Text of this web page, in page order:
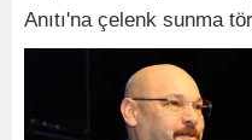
Anıtı'na çelenk sunma